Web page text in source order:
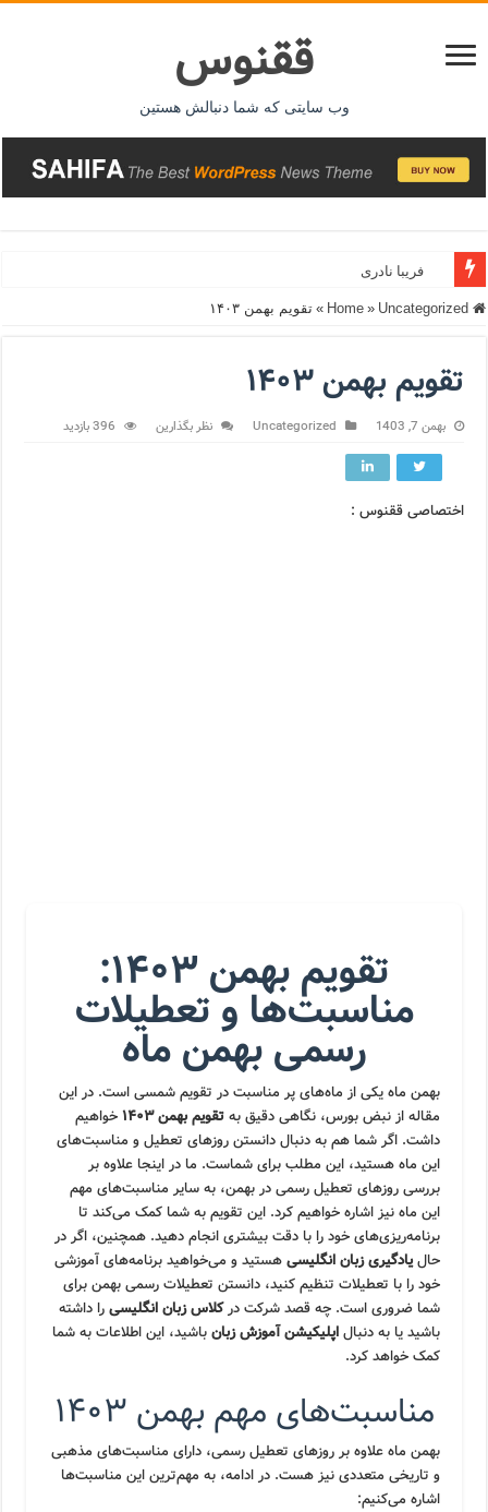
ققنوس
وب سایتی که شما دنبالش هستین
فریبا نادری
» Uncategorized
» تقویم بهمن ۱۴۰۳
تقویم بهمن ۱۴۰۳
بهمن 7, 1403 Uncategorized نظر بگذارین 396 بازدید
اختصاصی ققنوس :
تقویم بهمن ۱۴۰۳:
مناسبت‌ها و تعطیلات
رسمی بهمن ماه
بهمن ماه یکی از ماه‌های پر مناسبت در تقویم شمسی است. در این
مقاله از نبض بورس، نگاهی دقیق بهتقویم بهمن ۱۴۰۳
خواهیم
داشت. اگر شما هم به دنبال دانستن روزهای تعطیل و مناسبت‌های
این ماه هستید، این مطلب برای شماست. ما در اینجا علاوه بر
بررسی روزهای تعطیل رسمی در بهمن، به سایر مناسبت‌های مهم
این ماه نیز اشاره خواهیم کرد. این تقویم به شما کمک می‌کند تا
برنامه‌ریزی‌های خود را با دقت بیشتری انجام دهید. همچنین، اگر در
حالیادگیری زبان انگلیسیهستید و می‌خواهید برنامه‌های آموزشی
خود را با تعطیلات تنظیم کنید، دانستن تعطیلات رسمی بهمن برای
شما ضروری است. چه قصد شرکت درکلاس زبان انگلیسیرا داشته
باشید یا به دنبالاپلیکیشن آموزش زبانباشید، این اطلاعات به شما
کمک خواهد کرد.
مناسبت‌های مهم بهمن ۱۴۰۳
بهمن ماه علاوه بر روزهای تعطیل رسمی، دارای مناسبت‌های مذهبی
و تاریخی متعددی نیز هست. در ادامه، به مهم‌ترین این مناسبت‌ها
اشاره می‌کنیم: